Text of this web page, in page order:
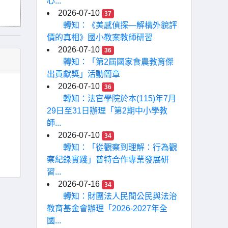
2026-07-10
37
轉知：《美感偵探—解構外貌評
價的真相》國小教案教師研習
2026-07-10
36
轉知：「第2屆國家食農教育傑
出貢獻獎」活動簡章
2026-07-10
36
轉知：法官學院於本(115)年7月
29日至31日辦理「第2期中小學教
師...
2026-07-10
34
轉知：「從觀察到理解：行為觀
察紀錄實踐」普特合作專業發展研
習...
2026-07-16
34
轉知：財團法人民間公民與法治
教育基金會辦理「2026-2027年全
國...